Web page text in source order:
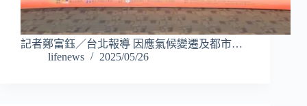
記者鄭富鈺／台北報導 因應氣候變遷及都市…
lifenews
2025/05/26